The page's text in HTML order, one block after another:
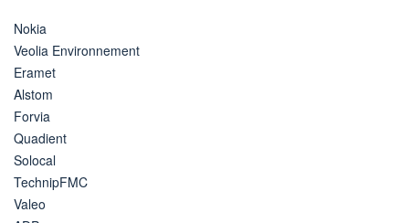
Nokia
Veolia Environnement
Eramet
Alstom
Forvia
Quadient
Solocal
TechnipFMC
Valeo